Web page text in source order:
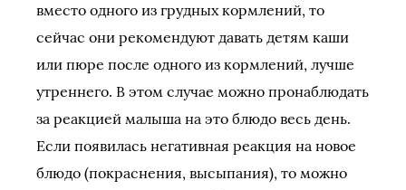
вместо одного из грудных кормлений, то
сейчас они рекомендуют давать детям каши
или пюре после одного из кормлений, лучше
утреннего. В этом случае можно пронаблюдать
за реакцией малыша на это блюдо весь день.
Если появилась негативная реакция на новое
блюдо (покраснения, высыпания), то можно